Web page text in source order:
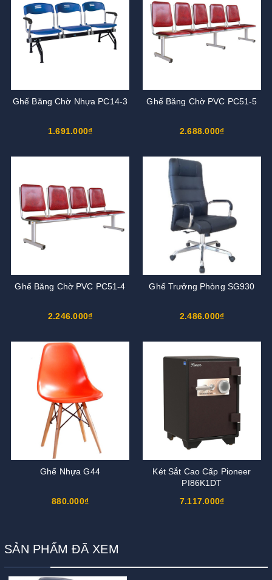
Ghế Băng Chờ Nhựa PC14-3
1.691.000₫
Ghế Băng Chờ PVC PC51-5
2.688.000₫
Ghế Băng Chờ PVC PC51-4
2.246.000₫
Ghế Trưởng Phòng SG930
2.486.000₫
Ghế Nhựa G44
880.000₫
Két Sắt Cao Cấp Pioneer
PI86K1DT
7.117.000₫
SẢN PHẨM ĐÃ XEM